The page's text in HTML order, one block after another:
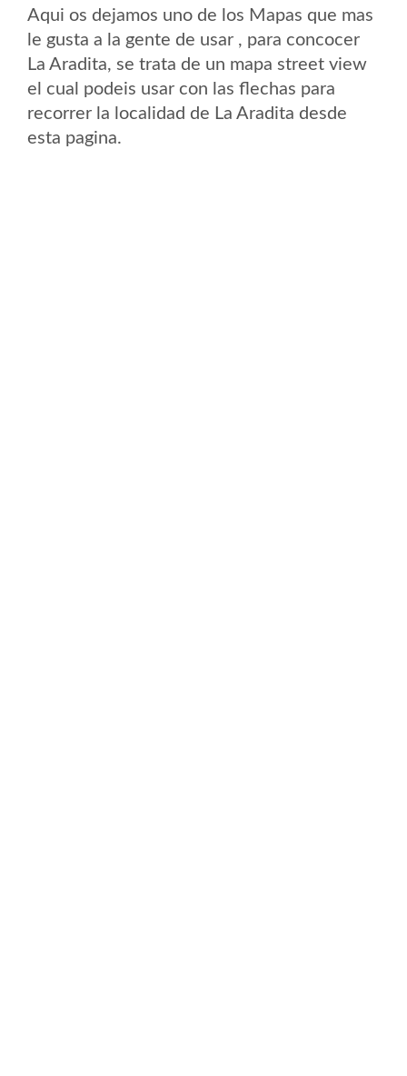
Aqui os dejamos uno de los Mapas que mas
le gusta a la gente de usar , para concocer
La Aradita, se trata de un mapa street view
el cual podeis usar con las flechas para
recorrer la localidad de La Aradita desde
esta pagina.